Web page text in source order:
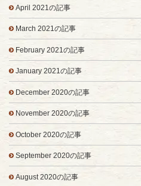
April 2021の記事
March 2021の記事
February 2021の記事
January 2021の記事
December 2020の記事
November 2020の記事
October 2020の記事
September 2020の記事
August 2020の記事